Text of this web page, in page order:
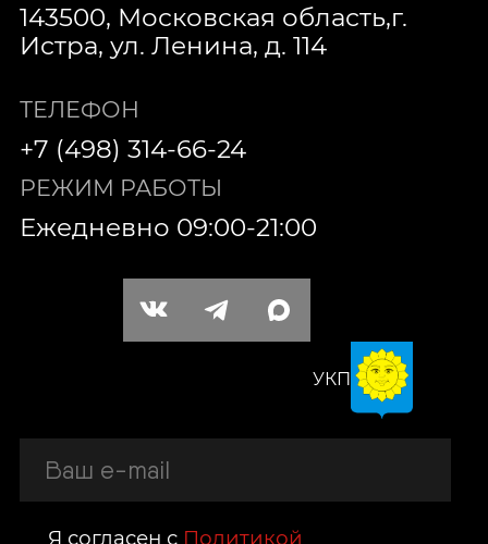
143500, Московская область,г.
Истра, ул. Ленина, д. 114
ТЕЛЕФОН
+7 (498) 314-66-24
РЕЖИМ РАБОТЫ
Ежедневно 09:00-21:00
УКП
Я согласен с Политикой